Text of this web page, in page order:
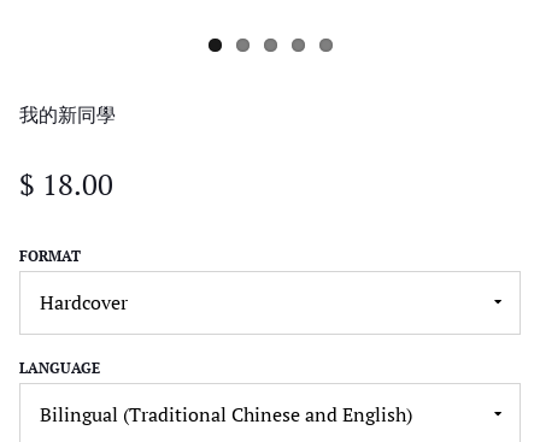
我的新同學
$ 18.00
FORMAT
LANGUAGE